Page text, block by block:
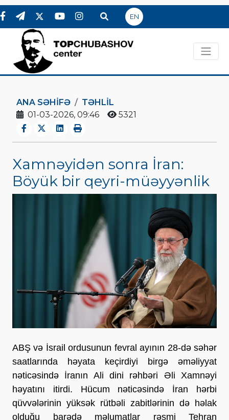
EN
ANA SƏHIFƏ
TƏHLİL
01-03-2026, 09:46
5321
Xamnəyidən sonra İran:
Böyük bir qeyri-müəyyənlik
ABŞ və İsrail ordusunun fevral ayının 28-də səhər
saatlarında həyata keçirdiyi birgə əməliyyat
nəticəsində İranın Ali dini rəhbəri Əli Xamnəyi
həyatını itirdi. Hücum nəticəsində İran hərbi
qüvvələrinin yüksək rütbəli zabitlərinin də həlak
olduğu barədə məlumatlar rəsmi Tehran